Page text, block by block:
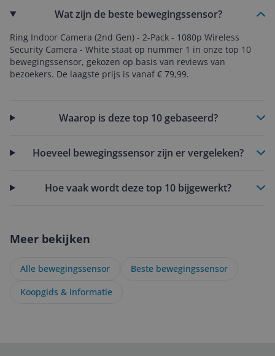
Wat zijn de beste bewegingssensor?
Ring Indoor Camera (2nd Gen) - 2-Pack - 1080p Wireless
Security Camera - White staat op nummer 1 in onze top 10
bewegingssensor, gekozen op basis van reviews van
bezoekers. De laagste prijs is vanaf € 79,99.
Waarop is deze top 10 gebaseerd?
Hoeveel bewegingssensor zijn er vergeleken?
Hoe vaak wordt deze top 10 bijgewerkt?
Meer bekijken
Alle bewegingssensor
Beste bewegingssensor
Koopgids & informatie